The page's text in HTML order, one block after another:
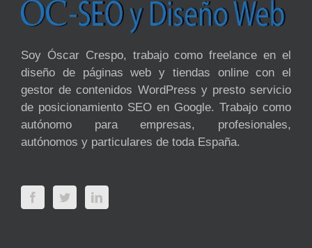
Soy Óscar Crespo, trabajo como freelance en el
diseño de páginas web y tiendas online con el
gestor de contenidos WordPress y presto servicio
de posicionamiento SEO en Google. Trabajo como
autónomo para empresas, profesionales,
autónomos y particulares de toda España.